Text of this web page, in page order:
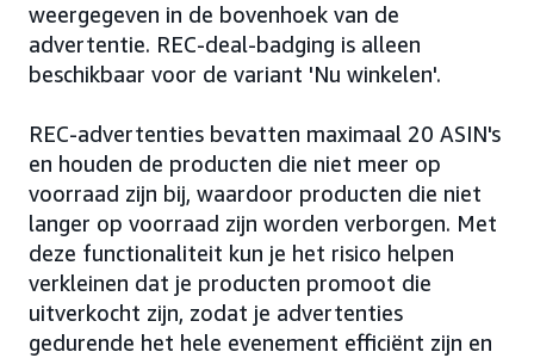
weergegeven in de bovenhoek van de
advertentie. REC-deal-badging is alleen
beschikbaar voor de variant 'Nu winkelen'.
REC-advertenties bevatten maximaal 20 ASIN's
en houden de producten die niet meer op
voorraad zijn bij, waardoor producten die niet
langer op voorraad zijn worden verborgen. Met
deze functionaliteit kun je het risico helpen
verkleinen dat je producten promoot die
uitverkocht zijn, zodat je advertenties
gedurende het hele evenement efficiënt zijn en